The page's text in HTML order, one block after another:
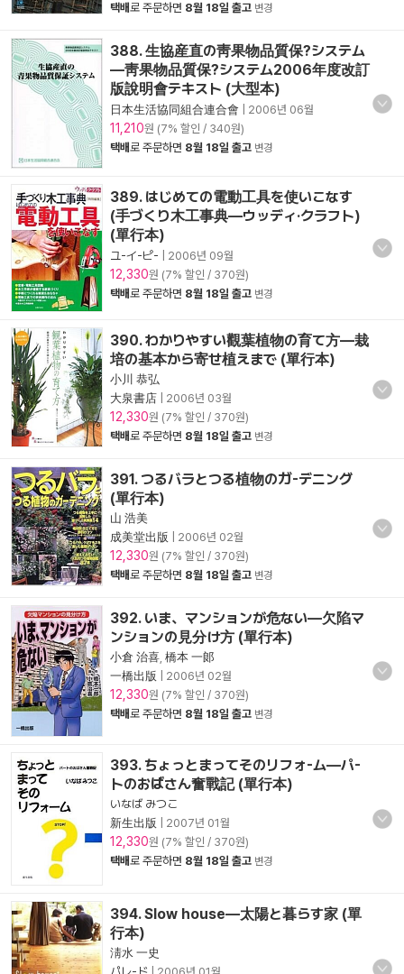
택배로 주문하면 8월 18일 출고 변경
388. 生協産直の靑果物品質保?システム
―靑果物品質保?システム2006年度改訂
版說明會テキスト (大型本)
日本生活協同組合連合會 2006년 06월
11,210원 (7% 할인 / 340원)
택배로 주문하면 8월 18일 출고 변경
389. はじめての電動工具を使いこなす
(手づくり木工事典―ウッディ·クラフト)
(單行本)
ユ-イ-ピ- 2006년 09월
12,330원 (7% 할인 / 370원)
택배로 주문하면 8월 18일 출고 변경
390. わかりやすい觀葉植物の育て方―栽
培の基本から寄せ植えまで (單行本)
小川 恭弘
大泉書店
2006년 03월
12,330원 (7% 할인 / 370원)
택배로 주문하면 8월 18일 출고 변경
391. つるバラとつる植物のガ-デニング
(單行本)
山 浩美
成美堂出版
2006년 02월
12,330원 (7% 할인 / 370원)
택배로 주문하면 8월 18일 출고 변경
392. いま、マンションが危ない―欠陷マ
ンションの見分け方 (單行本)
小倉 治喜 橋本 一郞
一橋出版
2006년 02월
12,330원 (7% 할인 / 370원)
택배로 주문하면 8월 18일 출고 변경
393. ちょっとまってそのリフォ-ム―パ-
トのおばさん奮戰記 (單行本)
いなば みつこ
新生出版
2007년 01월
12,330원 (7% 할인 / 370원)
택배로 주문하면 8월 18일 출고 변경
394. Slow house―太陽と暮らす家 (單
行本)
淸水 一史